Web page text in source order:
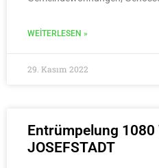
WEITERLESEN »
29. Kasım 2022
Entrümpelung 1080
JOSEFSTADT